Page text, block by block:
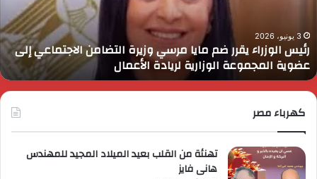
التضامن
الاجتماعي
إلى
عضوية
المجموعة
الوزارية
3 يونيو، 2026
رئيس الوزراء يقرر ضم مايا مرسي وزيرة التضامن الاجتماعي إلى
عضوية المجموعة الوزارية لريادة الأعمال
كهرباء مصر
تهنئة من القلب بعيد الميلاد المجيد للمهندس
هانى فايز